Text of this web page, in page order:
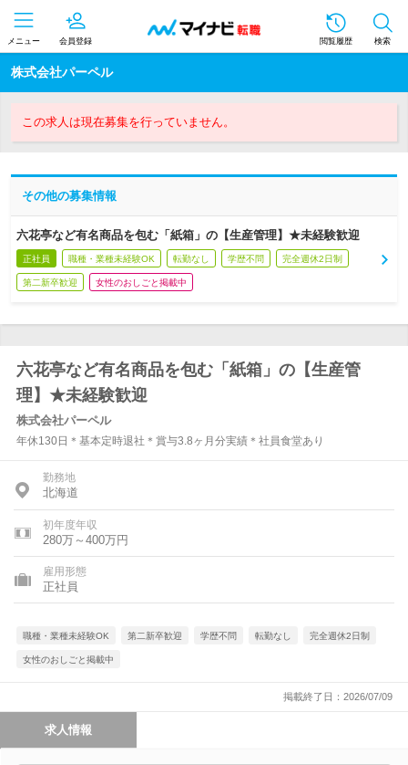
メニュー 会員登録 閲覧履歴 検索
株式会社パーペル
この求人は現在募集を行っていません。
その他の募集情報
六花亭など有名商品を包む「紙箱」の【生産管理】★未経験歓迎
正社員 職種・業種未経験OK 転勤なし 学歴不問 完全週休2日制
第二新卒歓迎 女性のおしごと掲載中
六花亭など有名商品を包む「紙箱」の【生産管
理】★未経験歓迎
株式会社パーペル
年休130日＊基本定時退社＊賞与3.8ヶ月分実績＊社員食堂あり
勤務地
北海道
初年度年収
280万～400万円
雇用形態
正社員
職種・業種未経験OK 第二新卒歓迎 学歴不問 転勤なし 完全週休2日制
女性のおしごと掲載中
掲載終了日：2026/07/09
求人情報